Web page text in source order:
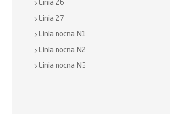
Linia 26
Linia 27
Linia nocna N1
Linia nocna N2
Linia nocna N3